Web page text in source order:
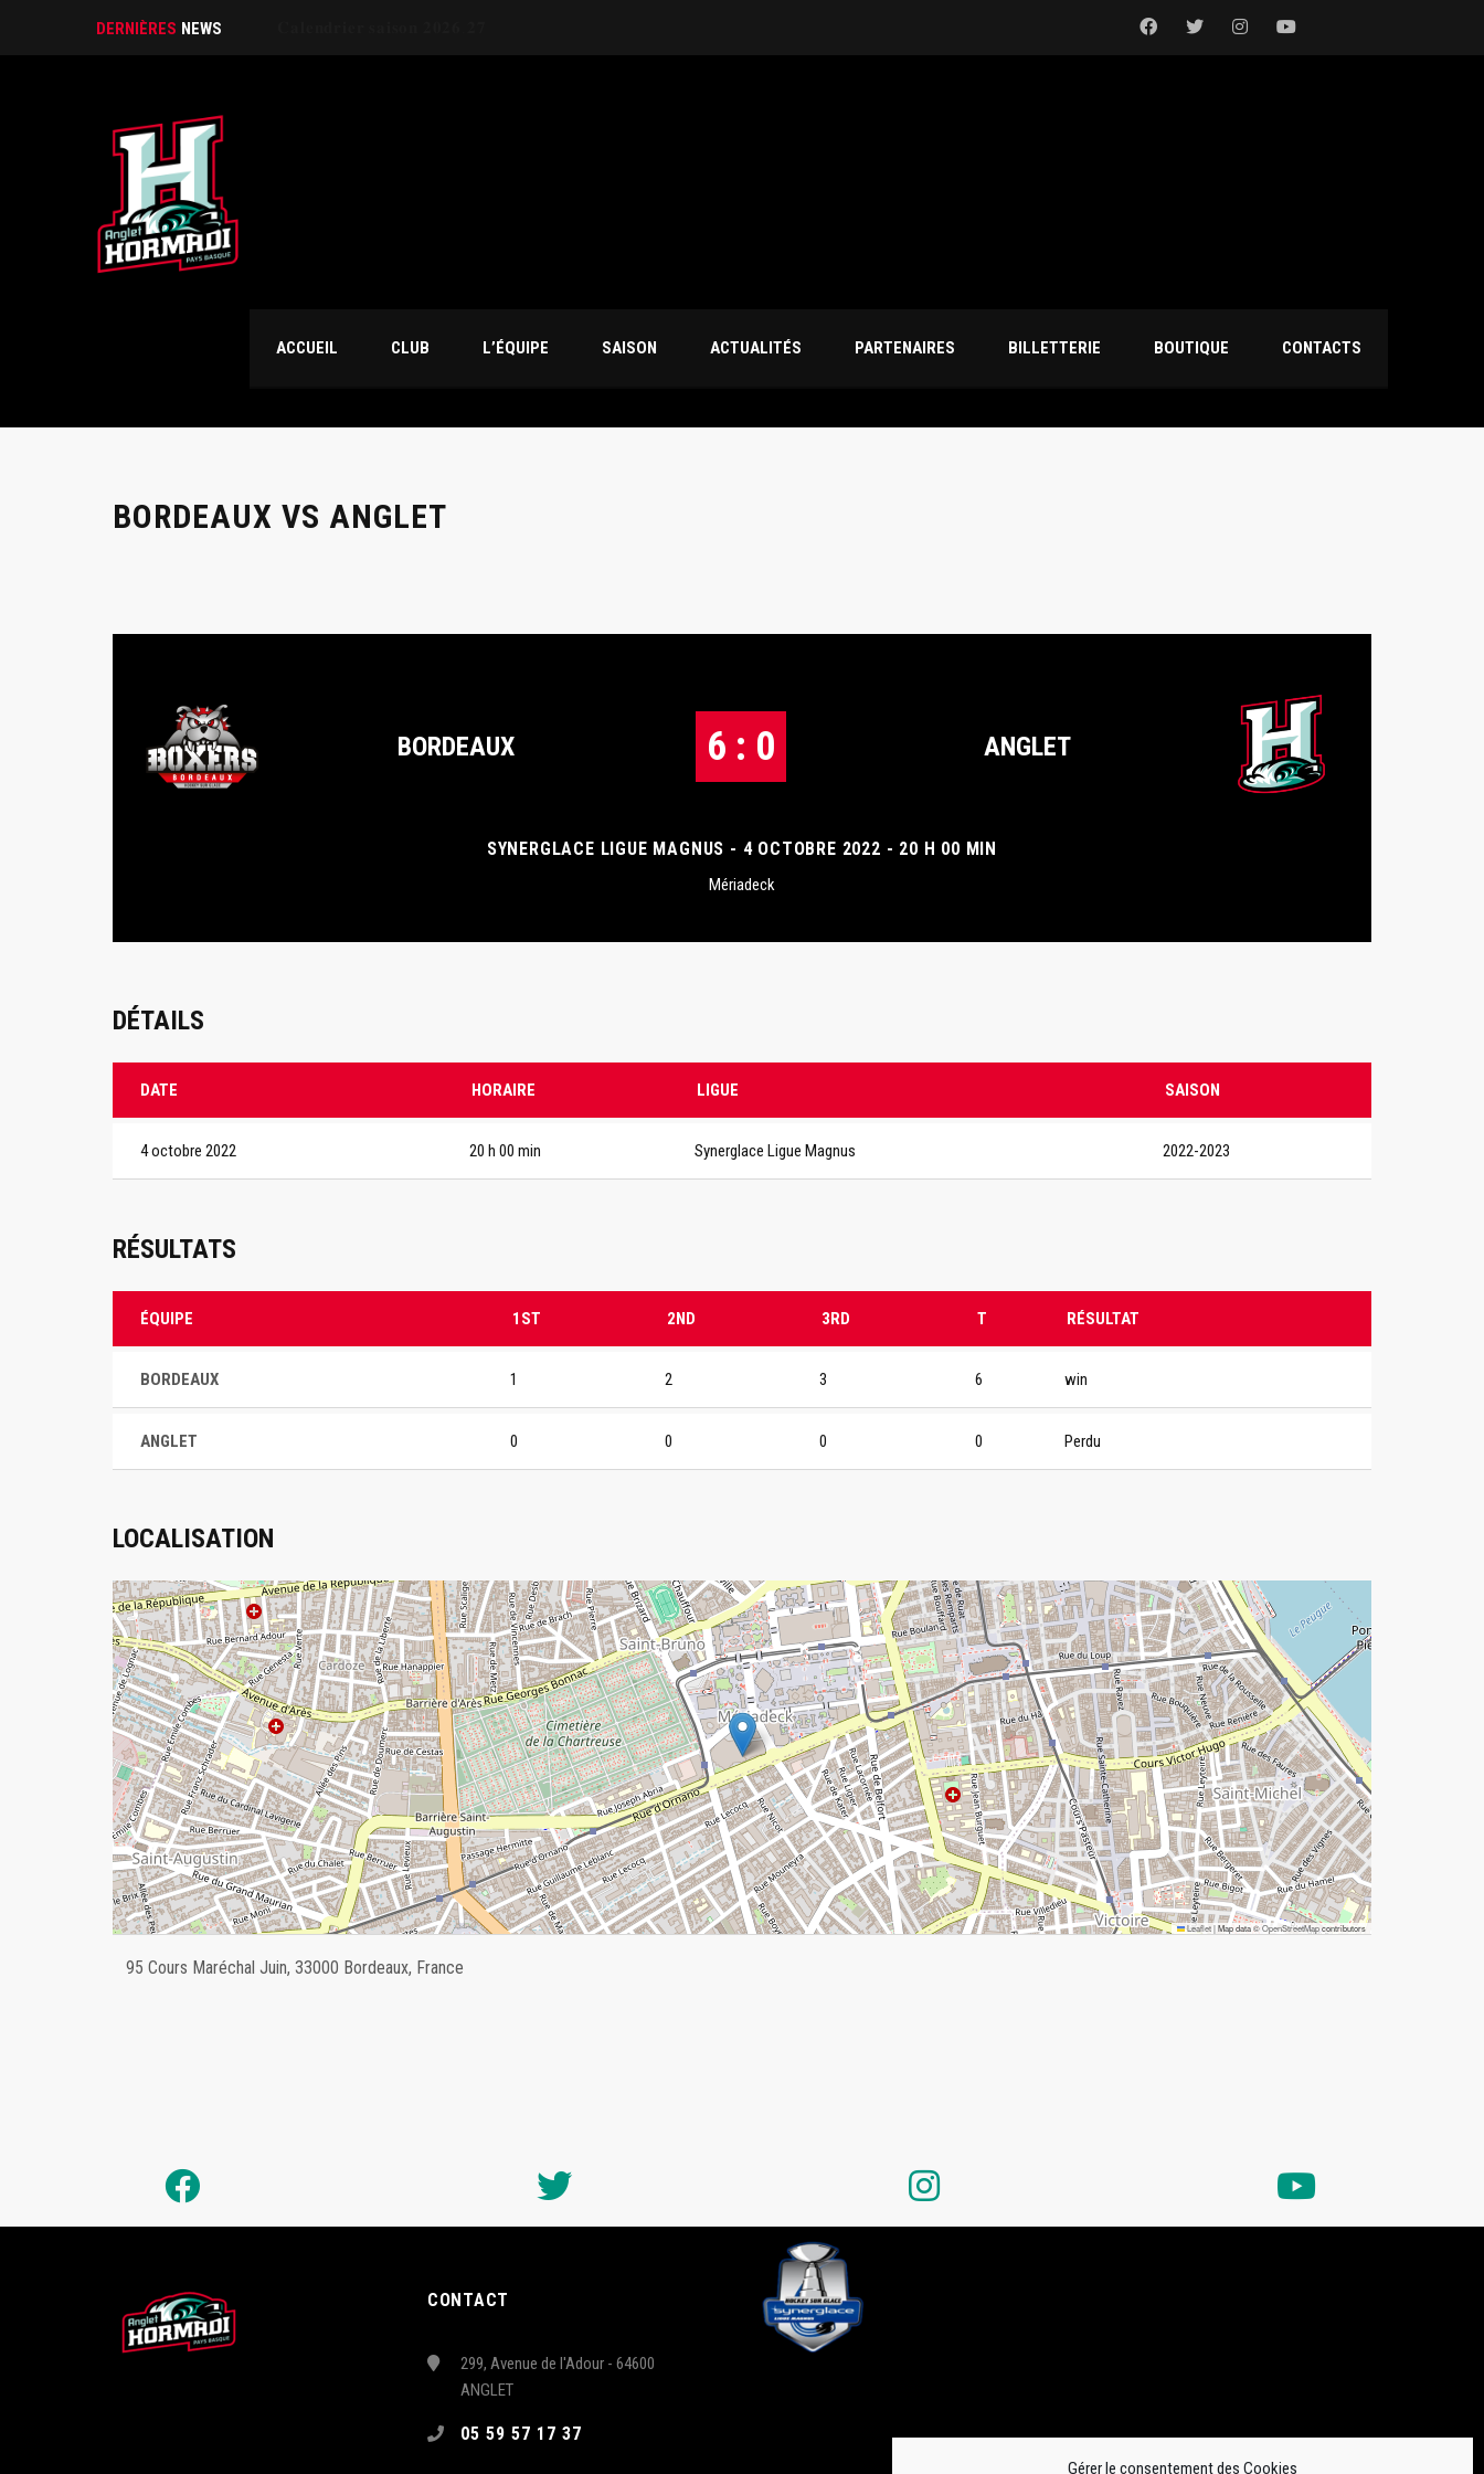
Gérer le consentement des Cookies
DERNIÈRES NEWS
ACCUEIL CLUB L’ÉQUIPE SAISON ACTUALITÉS PARTENAIRES BILLETTERIE BOUTIQUE CONTACTS
BORDEAUX VS ANGLET
BORDEAUX 6 : 0 ANGLET
SYNERGLACE LIGUE MAGNUS - 4 OCTOBRE 2022 - 20 H 00 MIN
Mériadeck
DÉTAILS
DATE HORAIRE LIGUE SAISON
4 octobre 2022 20 h 00 min Synerglace Ligue Magnus 2022-2023
RÉSULTATS
ÉQUIPE 1ST 2ND 3RD T RÉSULTAT
BORDEAUX 1 2 3 6 win
ANGLET 0 0 0 0 Perdu
LOCALISATION
Leaflet|Map data ©OpenStreetMapcontributors
95 Cours Maréchal Juin, 33000 Bordeaux, France
CONTACT
299, Avenue de l'Adour - 64600
ANGLET
05 59 57 17 37